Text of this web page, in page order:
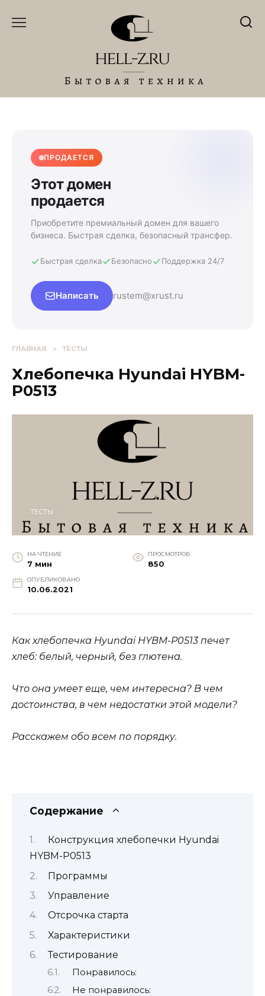
ПРОДАЕТСЯ
Этот домен
продается
Приобретите премиальный домен для вашего
бизнеса. Быстрая сделка, безопасный трансфер.
Быстрая сделка Безопасно Поддержка 24/7
Написать rustem@xrust.ru
ГЛАВНАЯ » ТЕСТЫ
Хлебопечка Hyundai HYBM-
P0513
ТЕСТЫ
НА ЧТЕНИЕ
7 мин
ПРОСМОТРОВ
850
ОПУБЛИКОВАНО
10.06.2021
Как хлебопечка Hyundai HYBM-P0513 печет
хлеб: белый, черный, без глютена.
Что она умеет еще, чем интересна? В чем
достоинства, в чем недостатки этой модели?
Расскажем обо всем по порядку.
Содержание
Конструкция хлебопечки Hyundai
HYBM-P0513
Программы
Управление
Отсрочка старта
Характеристики
Тестирование
Понравилось:
Не понравилось: